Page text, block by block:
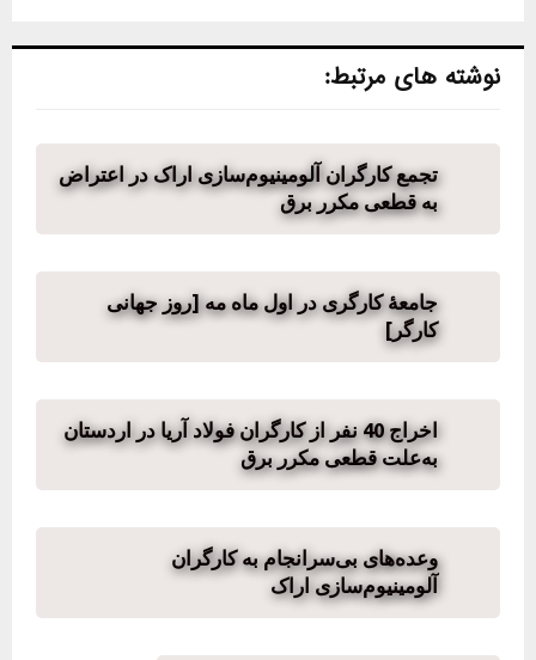
نوشته های مرتبط:
تجمع کارگران آلومینیوم‌سازی اراک در اعتراض
به قطعی مکرر برق
جامعهٔ کارگری در اول ماه مه [روز جهانی
کارگر]
اخراج 40 نفر از کارگران فولاد آریا در اردستان
به‌علت قطعی مکرر برق
وعده‌های بی‌سرانجام به کارگران
آلومینیوم‌سازی اراک